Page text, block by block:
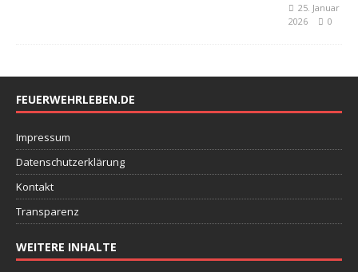
25. Januar
2026
0
FEUERWEHRLEBEN.DE
Impressum
Datenschutzerklärung
Kontakt
Transparenz
WEITERE INHALTE